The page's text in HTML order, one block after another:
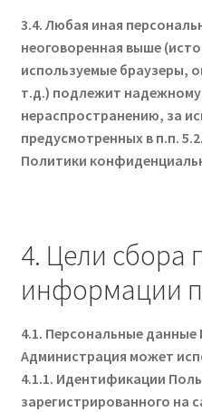
3.4. Любая иная
неоговоренная выше
используемые браузеры,
т.д.) подлежит
нераспространению, за
предусмотренных в п.п.
Политики
4. Цели сбора
информации
4.1. Персональные данные
Администрация может
4.1.1. Идентификации
зарегистрированного на